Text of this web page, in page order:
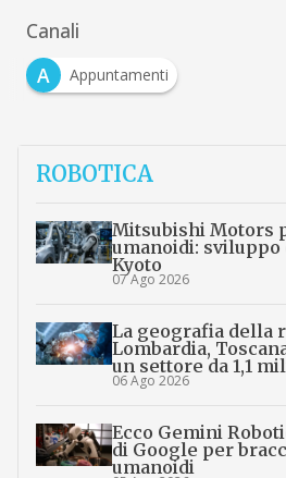
Canali
A
Appuntamenti
ROBOTICA
Mitsubishi Motors
umanoidi: sviluppo
Kyoto
07 Ago 2026
La geografia della
Lombardia,
un settore da 1,1
06 Ago 2026
Ecco Gemini
di Google per
umanoidi